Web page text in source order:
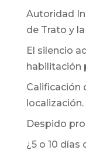
Autoridad
de Trato y
El silencio
habilitación
Calificación
localización.
Despido
¿5 o 10 días